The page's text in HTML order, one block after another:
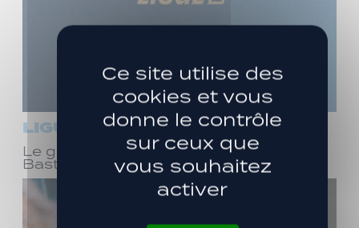
LIGUE 3
Le groupe pour le déplacement à
Bastia (J1)
Ce site utilise des
cookies et vous
donne le contrôle
sur ceux que
vous souhaitez
activer